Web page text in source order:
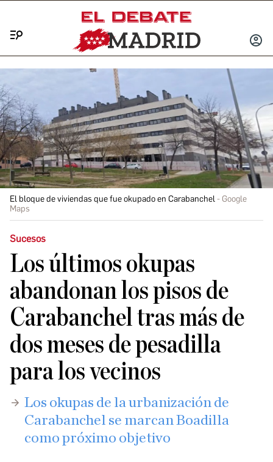
INICIAR
El bloque de viviendas que fue okupado en Carabanchel
Google
Maps
Sucesos
Los últimos okupas
abandonan los pisos de
Carabanchel tras más de
dos meses de pesadilla
para los vecinos
Los okupas de la urbanización de
Carabanchel se marcan Boadilla
como próximo objetivo